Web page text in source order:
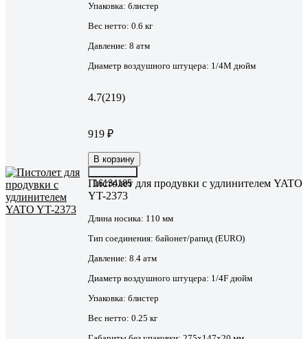
Упаковка: блистер
Вес нетто: 0.6 кг
Давление: 8 атм
Диаметр воздушного штуцера: 1/4М дюйм
4.7(219)
919 ₽
В корзину
16134185
Пистолет для продувки с удлинителем YATO
YT-2373
Длина носика: 110 мм
Тип соединения: байонет/рапид (EURO)
Давление: 8.4 атм
Диаметр воздушного штуцера: 1/4F дюйм
Упаковка: блистер
Вес нетто: 0.25 кг